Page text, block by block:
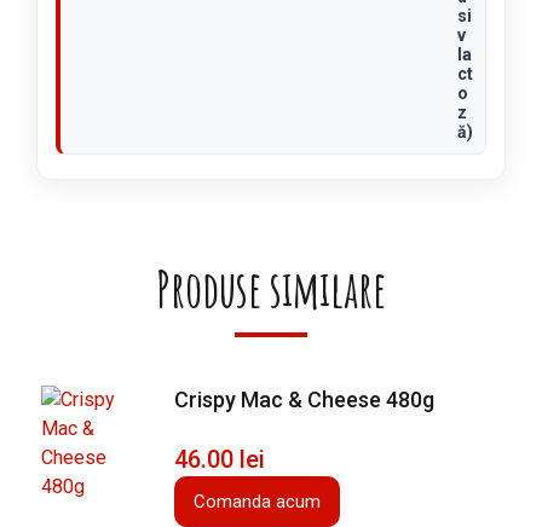
si
v
la
ct
o
z
ă)
Produse similare
Crispy Mac & Cheese 480g
46.00 lei
Comanda acum